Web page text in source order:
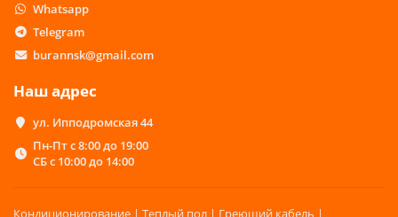
Whatsapp
Telegram
burannsk@gmail.com
Наш адрес
ул. Ипподромская 44
Пн-Пт с 8:00 до 19:00
СБ с 10:00 до 14:00
Кондиционирование | Теплый пол | Греющий кабель |